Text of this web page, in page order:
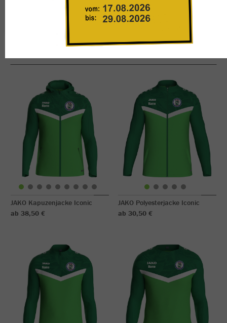
Farbe
JAKO Kapuzenjacke Iconic
ab 38,50 €
JAKO Polyesterjacke Iconic
ab 30,50 €
mehr Infos
Datenschutz
Impressum